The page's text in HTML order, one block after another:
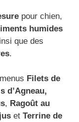
pour chien,
humides
que des
.
Filets de
d’Agneau,
, Ragoût au
et Terrine de